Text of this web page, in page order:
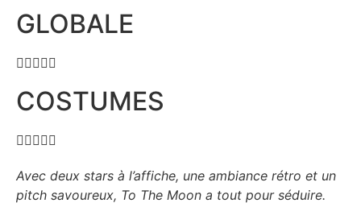
GLOBALE

COSTUMES

Avec deux stars à l’affiche, une ambiance rétro et un
pitch savoureux, To The Moon a tout pour séduire.